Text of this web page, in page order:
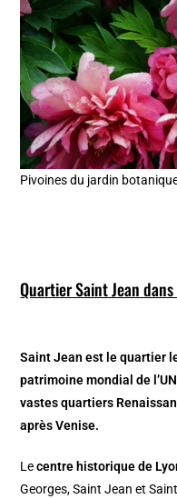
Pivoines du jardin
Quartier Saint Jean
Saint Jean est le quartier
patrimoine mondial de
vastes quartiers
après Venise.
Lecentre historique de
Georges, Saint Jean et